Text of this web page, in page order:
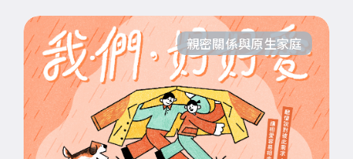
親密關係與原生家庭